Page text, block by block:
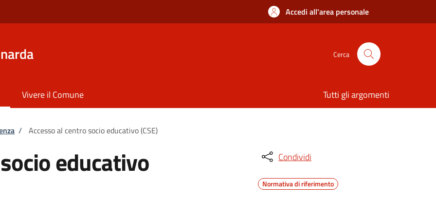
Accedi all'area personale
Cerca
Vivere il Comune Tutti gli argomenti
/ Accesso al centro socio educativo (CSE)
educativo Condividi
Normativa di riferimento